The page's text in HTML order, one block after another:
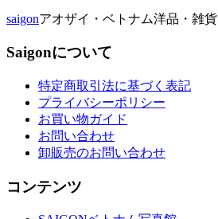
saigonアオザイ・ベトナム洋品・雑
Saigonについて
特定商取引法に基づく表記
プライバシーポリシー
お買い物ガイド
お問い合わせ
卸販売のお問い合わせ
コンテンツ